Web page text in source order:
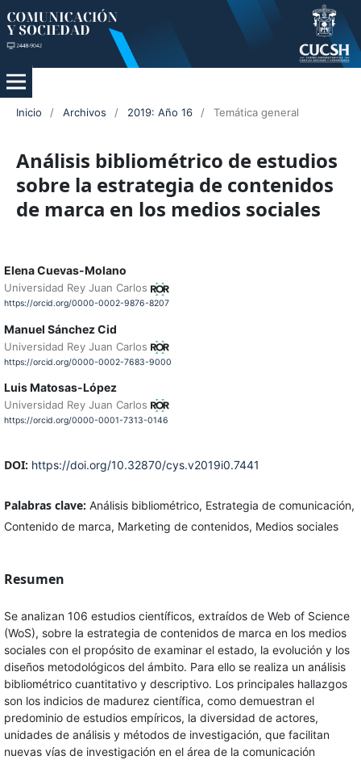
Inicio / Archivos / 2019: Año 16 / Temática general
Análisis bibliométrico de estudios
sobre la estrategia de contenidos
de marca en los medios sociales
Elena Cuevas-Molano
Universidad Rey Juan Carlos
https://orcid.org/0000-0002-9876-8207
Manuel Sánchez Cid
Universidad Rey Juan Carlos
https://orcid.org/0000-0002-7683-9000
Luis Matosas-López
Universidad Rey Juan Carlos
https://orcid.org/0000-0001-7313-0146
DOI: https://doi.org/10.32870/cys.v2019i0.7441
Palabras clave: Análisis bibliométrico, Estrategia de comunicación,
Contenido de marca, Marketing de contenidos, Medios sociales
Resumen
Se analizan 106 estudios científicos, extraídos de Web of Science
(WoS), sobre la estrategia de contenidos de marca en los medios
sociales con el propósito de examinar el estado, la evolución y los
diseños metodológicos del ámbito. Para ello se realiza un análisis
bibliométrico cuantitativo y descriptivo. Los principales hallazgos
son los indicios de madurez científica, como demuestran el
predominio de estudios empíricos, la diversidad de actores,
unidades de análisis y métodos de investigación, que facilitan
nuevas vías de investigación en el área de la comunicación